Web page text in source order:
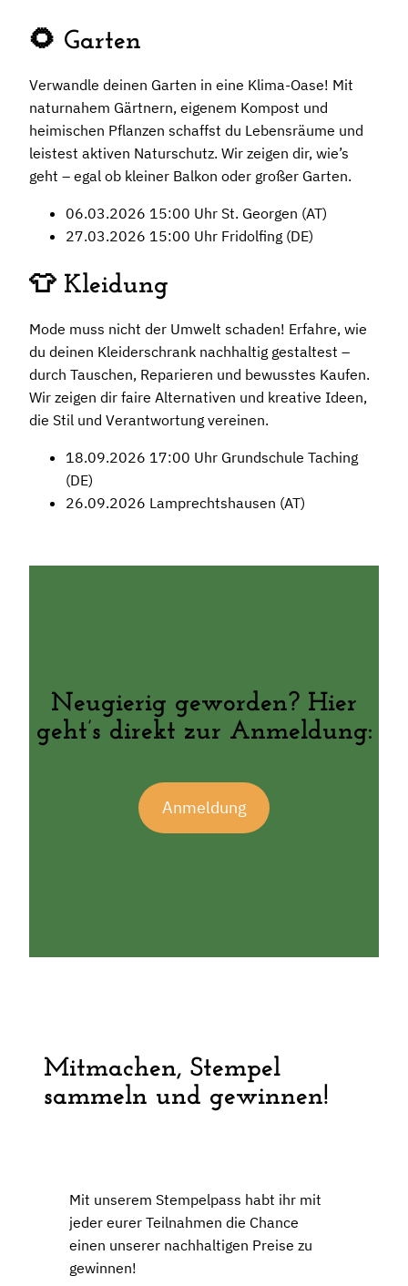
🌻 Garten
Verwandle deinen Garten in eine Klima-Oase! Mit
naturnahem Gärtnern, eigenem Kompost und
heimischen Pflanzen schaffst du Lebensräume und
leistest aktiven Naturschutz. Wir zeigen dir, wie’s
geht – egal ob kleiner Balkon oder großer Garten.
06.03.2026 15:00 Uhr St. Georgen (AT)
27.03.2026 15:00 Uhr Fridolfing (DE)
👕 Kleidung
Mode muss nicht der Umwelt schaden! Erfahre, wie
du deinen Kleiderschrank nachhaltig gestaltest –
durch Tauschen, Reparieren und bewusstes Kaufen.
Wir zeigen dir faire Alternativen und kreative Ideen,
die Stil und Verantwortung vereinen.
18.09.2026 17:00 Uhr Grundschule Taching
(DE)
26.09.2026 Lamprechtshausen (AT)
Neugierig geworden? Hier
geht’s direkt zur Anmeldung:
Anmeldung
Mitmachen, Stempel
sammeln und gewinnen!
Mit unserem Stempelpass habt ihr mit
jeder eurer Teilnahmen die Chance
einen unserer nachhaltigen Preise zu
gewinnen!